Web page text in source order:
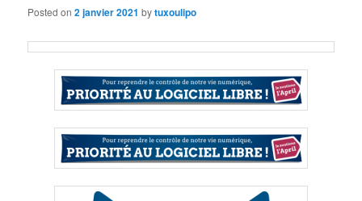
Posted on2 janvier 2021 bytuxoulipo